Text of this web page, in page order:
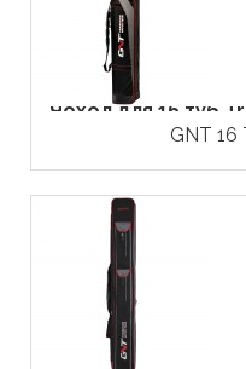
Чохол для 16 туб
GNT 16